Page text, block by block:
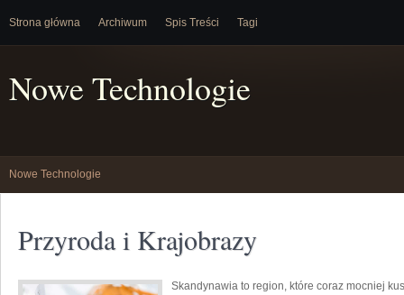
Strona główna Archiwum Spis Treści Tagi
Nowe Technologie
Nowe Technologie
Przyroda i Krajobrazy
Skandynawia to region, które coraz mocniej